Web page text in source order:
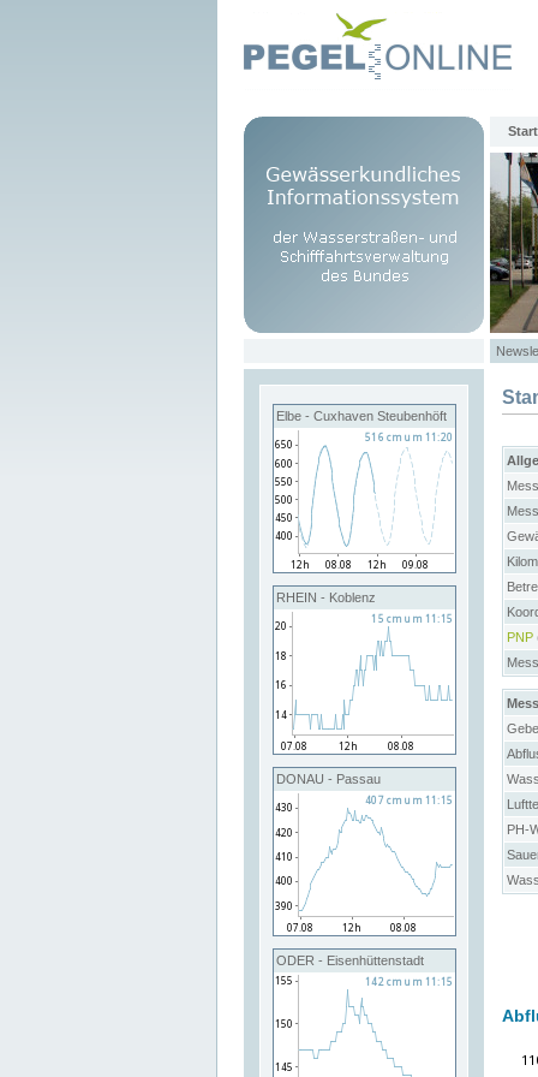
Start
Elbe - Cuxhaven Steubenhöft
RHEIN - Koblenz
DONAU - Passau
ODER - Eisenhüttenstadt
PNP
PH-